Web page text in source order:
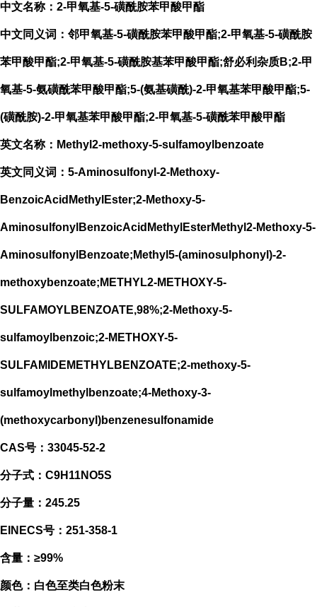
中文名称：2-甲氧基-5-磺酰胺苯甲酸甲酯
中文同义词：邻甲氧基-5-磺酰胺苯甲酸甲酯;2-甲氧基-5-磺酰胺
苯甲酸甲酯;2-甲氧基-5-磺酰胺基苯甲酸甲酯;舒必利杂质B;2-甲
氧基-5-氨磺酰苯甲酸甲酯;5-(氨基磺酰)-2-甲氧基苯甲酸甲酯;5-
(磺酰胺)-2-甲氧基苯甲酸甲酯;2-甲氧基-5-磺酰苯甲酸甲酯
英文名称：Methyl2-methoxy-5-sulfamoylbenzoate
英文同义词：5-Aminosulfonyl-2-Methoxy-
BenzoicAcidMethylEster;2-Methoxy-5-
AminosulfonylBenzoicAcidMethylEsterMethyl2-Methoxy-5-
AminosulfonylBenzoate;Methyl5-(aminosulphonyl)-2-
methoxybenzoate;METHYL2-METHOXY-5-
SULFAMOYLBENZOATE,98%;2-Methoxy-5-
sulfamoylbenzoic;2-METHOXY-5-
SULFAMIDEMETHYLBENZOATE;2-methoxy-5-
sulfamoylmethylbenzoate;4-Methoxy-3-
(methoxycarbonyl)benzenesulfonamide
CAS号：33045-52-2
分子式：C9H11NO5S
分子量：245.25
EINECS号：251-358-1
含量：≥99%
颜色：白色至类白色粉末